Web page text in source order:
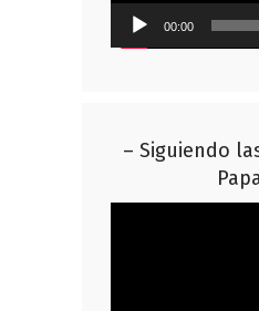
00:00
– Siguiendo